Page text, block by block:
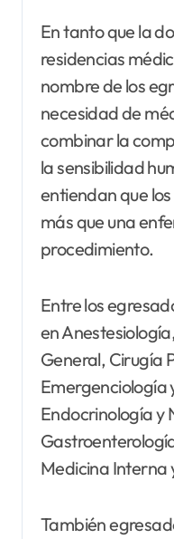
En tanto que la
residencias
nombre de los
necesidad de
combinar la
la sensibilidad
entiendan que
más que una
procedimiento.
Entre los
en
General, Cirugía
Emergenciología
Endocrinología y
Medicina Interna
También